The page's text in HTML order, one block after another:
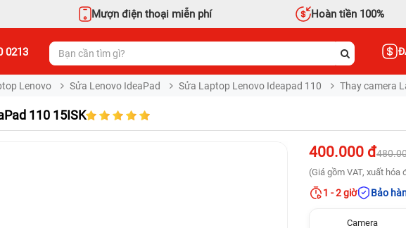
Mượn điện thoại miễn phí Hoàn tiền 100%
0213
Lenovo Sửa Lenovo IdeaPad Sửa Laptop Lenovo Ideapad 110 Thay camera
110 15ISK
400.000 đ
(Giá gồm VAT, xuất
1 - 2 giờ Bảo
Camera